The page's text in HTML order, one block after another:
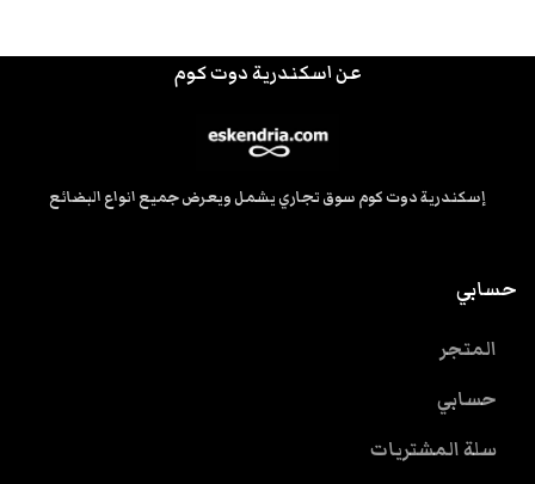
عن اسكندرية دوت كوم
إسكندرية دوت كوم سوق تجاري يشمل ويعرض جميع انواع البضائع
حسابي
المتجر
حسابي
سلة المشتريات